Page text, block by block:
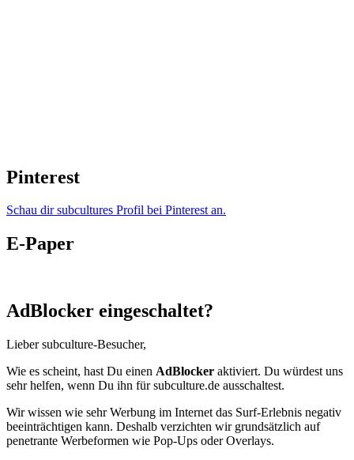
Pinterest
Schau dir subcultures Profil bei Pinterest an.
E-Paper
AdBlocker eingeschaltet?
Lieber subculture-Besucher,
Wie es scheint, hast Du einen AdBlocker aktiviert. Du würdest uns
sehr helfen, wenn Du ihn für subculture.de ausschaltest.
Wir wissen wie sehr Werbung im Internet das Surf-Erlebnis negativ
beeinträchtigen kann. Deshalb verzichten wir grundsätzlich auf
penetrante Werbeformen wie Pop-Ups oder Overlays.